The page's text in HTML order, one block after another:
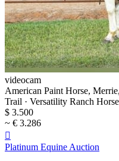
videocam
American Paint Horse,
Trail · Versatility Ranch Horse
$ 3.500
~ € 3.286

Platinum Equine Auction